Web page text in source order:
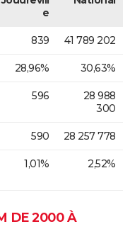
e
839 41 789 202
28,96% 30,63%
596
28 988
300
590 28 257 778
1,01% 2,52%
DE 2000 À